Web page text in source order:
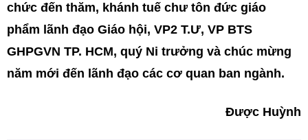
chức đến thăm, khánh tuế chư tôn đức giáo
phẩm lãnh đạo Giáo hội, VP2 T.Ư, VP BTS
GHPGVN TP. HCM, quý Ni trưởng và chúc mừng
năm mới đến lãnh đạo các cơ quan ban ngành.
Được Huỳnh